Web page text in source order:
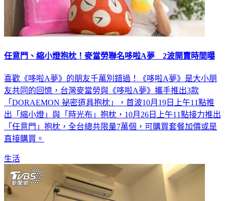
任意門、縮小燈抱枕！麥當勞聯名哆啦A夢 2波開賣時間曝
喜歡《哆啦A夢》的朋友千萬別錯過！《哆啦A夢》是大小朋
友共同的回憶，台灣麥當勞與《哆啦A夢》攜手推出3款
「DORAEMON 祕密道具抱枕」，首波10月19日上午11點推
出「縮小燈」與「時光布」抱枕，10月26日上午11點接力推出
「任意門」抱枕，全台總共限量7萬個，可購買套餐加價或是
直接購買。
生活